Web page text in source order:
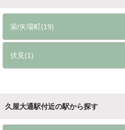
栄/矢場町(19)
伏見(1)
久屋大通駅付近の駅から探す